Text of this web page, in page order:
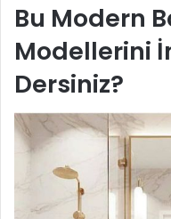
Bu Modern
Modellerini
Dersiniz?